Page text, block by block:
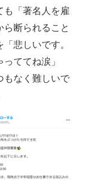
も「著名人を雇
ら断られること
悲しいです。
ててね涙」
もなく難しいで